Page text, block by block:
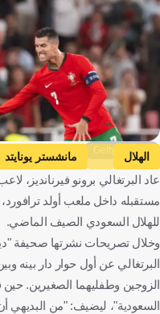
Getty Images
الهلال مانشستر يونايتد
جورج جيسوس
المملكة
كرة قدم
عاد البرتغالي برونو فيرنانديز،
مستقبله داخل ملعب أولد
للهلال السعودي الصيف الماضي.
وخلال تصريحات نشرتها صحيفة
البرتغالي عن أول حوار دار بينه
الزوجين وطفليهما الصغيرين.
السعودية"، ليضيف: "من البديهي